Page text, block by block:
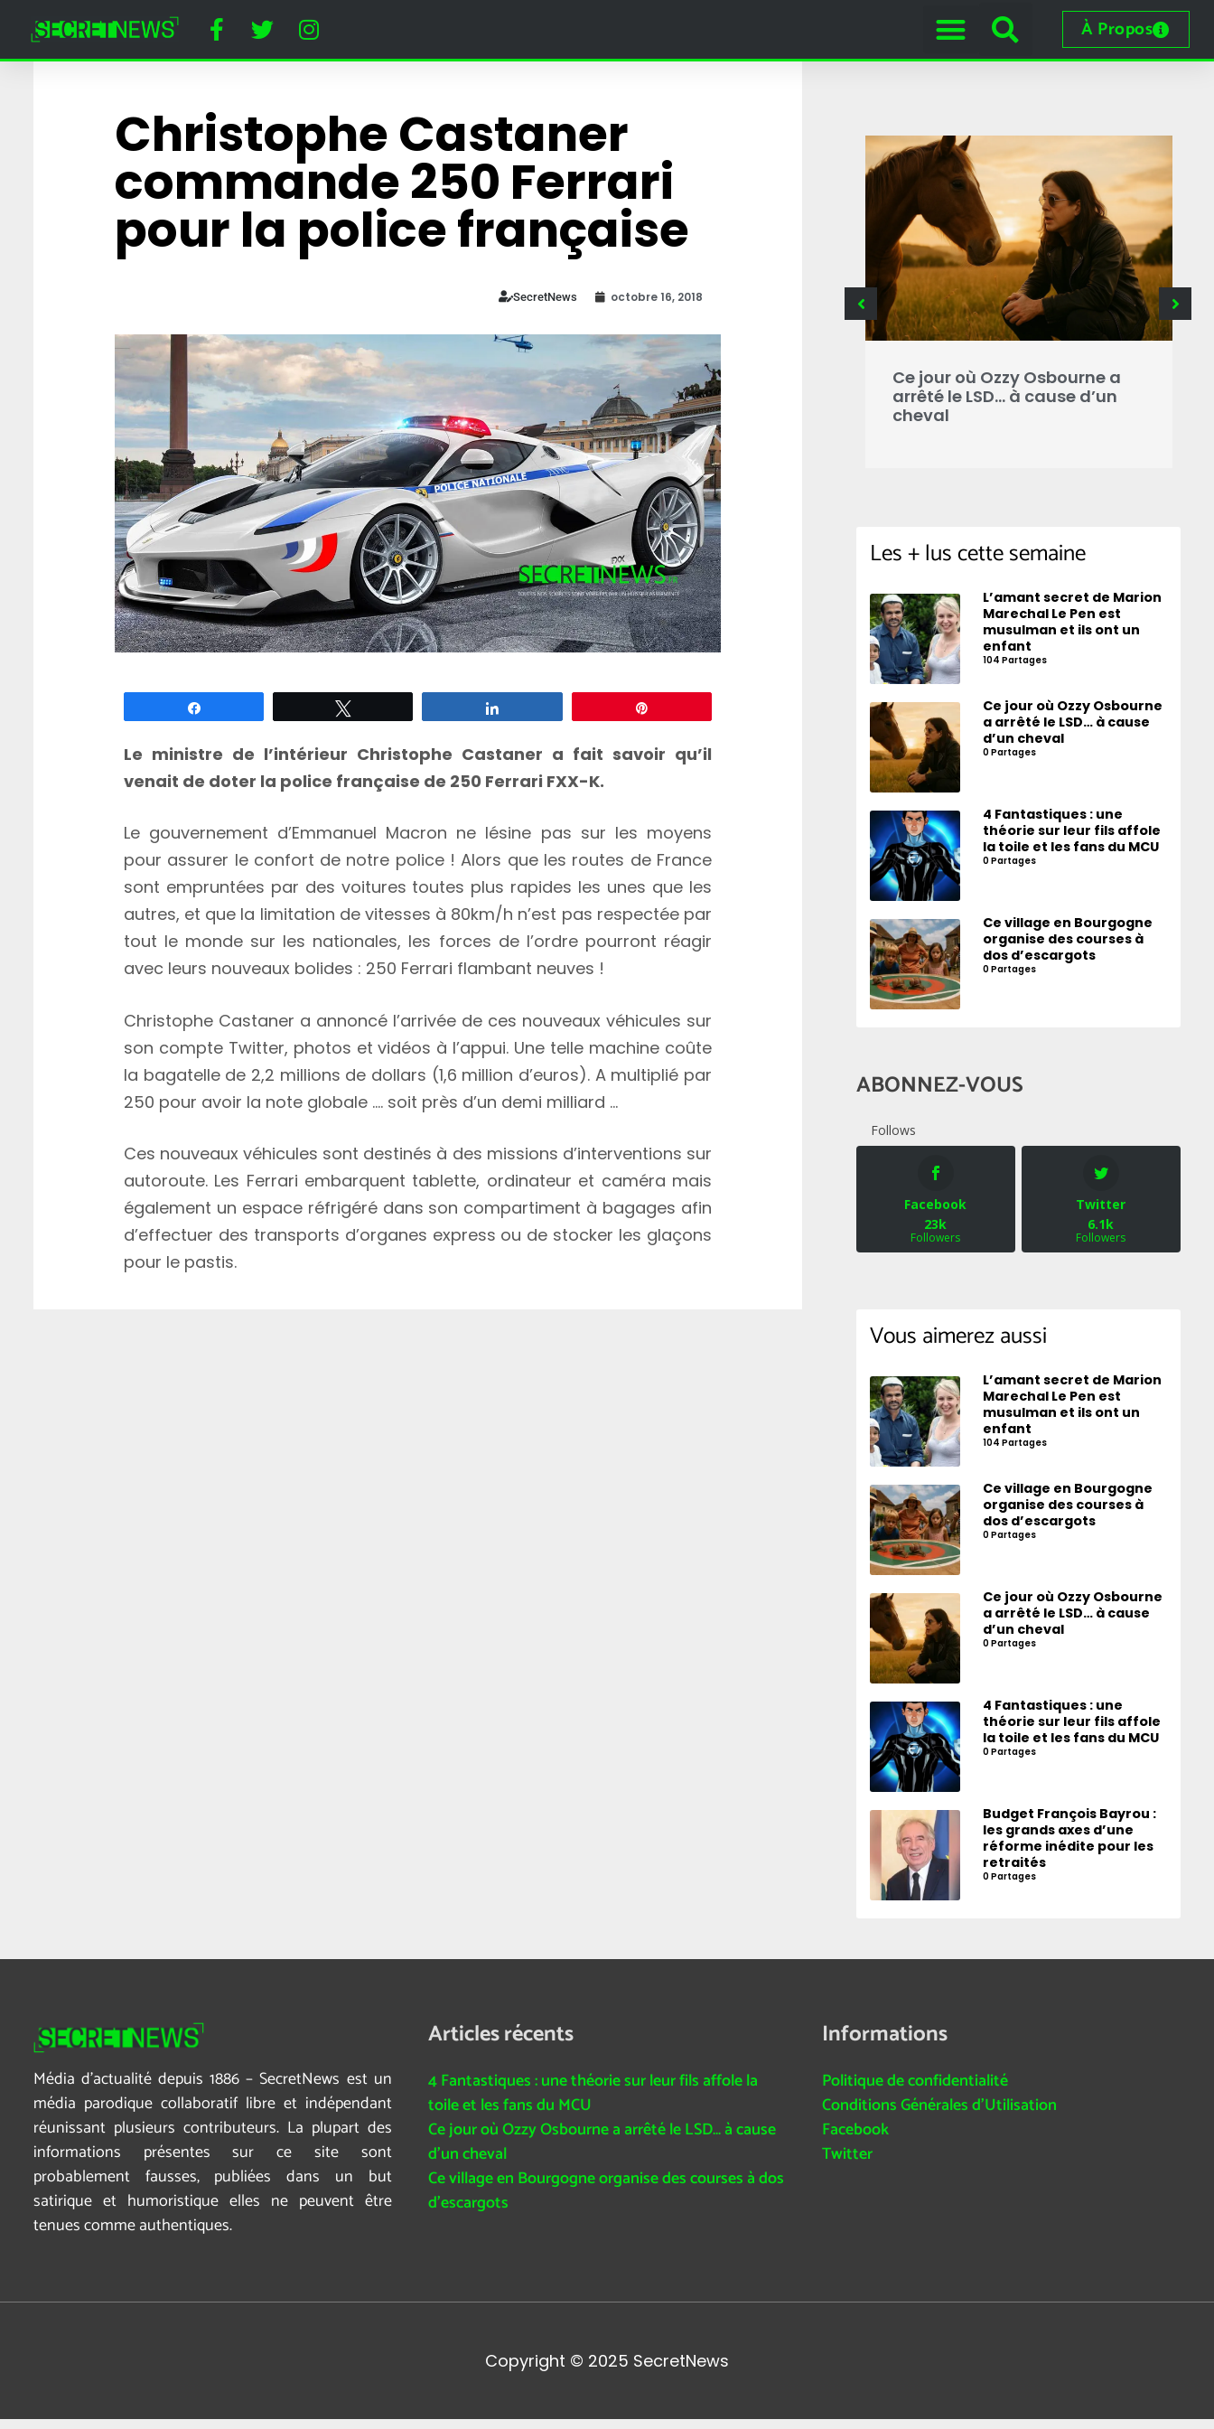
À Propos
Christophe Castaner
commande 250 Ferrari
pour la police française
SecretNews octobre 16, 2018
Le ministre de l’intérieur Christophe Castaner a fait savoir qu’il
venait de doter la police française de 250 Ferrari FXX-K.
Le gouvernement d’Emmanuel Macron ne lésine pas sur les moyens
pour assurer le confort de notre police ! Alors que les routes de France
sont empruntées par des voitures toutes plus rapides les unes que les
autres, et que la limitation de vitesses à 80km/h n’est pas respectée par
tout le monde sur les nationales, les forces de l’ordre pourront réagir
avec leurs nouveaux bolides : 250 Ferrari flambant neuves !
Christophe Castaner a annoncé l’arrivée de ces nouveaux véhicules sur
son compte Twitter, photos et vidéos à l’appui. Une telle machine coûte
la bagatelle de 2,2 millions de dollars (1,6 million d’euros). A multiplié par
250 pour avoir la note globale …. soit près d’un demi milliard …
Ces nouveaux véhicules sont destinés à des missions d’interventions sur
autoroute. Les Ferrari embarquent tablette, ordinateur et caméra mais
également un espace réfrigéré dans son compartiment à bagages afin
d’effectuer des transports d’organes express ou de stocker les glaçons
pour le pastis.
Horreur à Disneyland Paris :
un dératiseur abat une
employée costumée en
Minnie Mouse
4 Fantastiques : une théorie
sur leur fils affole la toile et les
fans du MCU
Ce jour où Ozzy Osbourne a
arrêté le LSD… à cause d’un
cheval
Les + lus cette semaine
L’amant secret de Marion
Marechal Le Pen est
musulman et ils ont un
enfant
104 Partages
Ce jour où Ozzy Osbourne
a arrêté le LSD… à cause
d’un cheval
0 Partages
4 Fantastiques : une
théorie sur leur fils affole
la toile et les fans du MCU
0 Partages
Ce village en Bourgogne
organise des courses à
dos d’escargots
0 Partages
ABONNEZ-VOUS
Follows
Facebook
23k
Followers
Twitter
6.1k
Followers
Vous aimerez aussi
L’amant secret de Marion
Marechal Le Pen est
musulman et ils ont un
enfant
104 Partages
Ce village en Bourgogne
organise des courses à
dos d’escargots
0 Partages
Ce jour où Ozzy Osbourne
a arrêté le LSD… à cause
d’un cheval
0 Partages
4 Fantastiques : une
théorie sur leur fils affole
la toile et les fans du MCU
0 Partages
Budget François Bayrou :
les grands axes d’une
réforme inédite pour les
retraités
0 Partages
Média d’actualité depuis 1886 – SecretNews est un
média parodique collaboratif libre et indépendant
réunissant plusieurs contributeurs. La plupart des
informations présentes sur ce site sont
probablement fausses, publiées dans un but
satirique et humoristique elles ne peuvent être
tenues comme authentiques.
Articles récents
4 Fantastiques : une théorie sur leur fils affole la
toile et les fans du MCU
Ce jour où Ozzy Osbourne a arrêté le LSD… à cause
d’un cheval
Ce village en Bourgogne organise des courses à dos
d’escargots
Informations
Politique de confidentialité
Conditions Générales d’Utilisation
Facebook
Twitter
Copyright © 2025 SecretNews